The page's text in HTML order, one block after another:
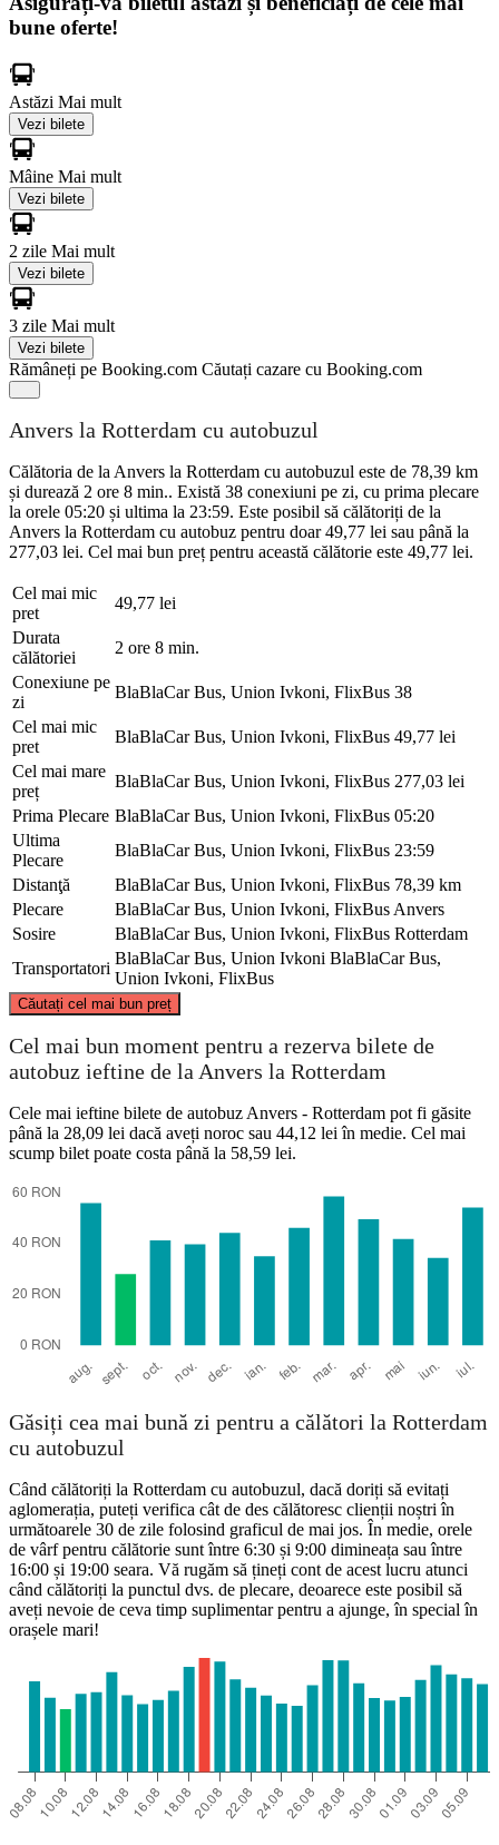
bune oferte!
Astăzi Mai mult
Vezi bilete
Mâine Mai mult
Vezi bilete
2 zile Mai mult
Vezi bilete
3 zile Mai mult
Vezi bilete
Rămâneți pe Booking.com Căutați cazare cu Booking.com
Anvers la Rotterdam cu autobuzul
Călătoria de la Anvers la Rotterdam cu autobuzul este de 78,39 km
și durează 2 ore 8 min.. Există 38 conexiuni pe zi, cu prima plecare
la orele 05:20 și ultima la 23:59. Este posibil să călătoriți de la
Anvers la Rotterdam cu autobuz pentru doar 49,77 lei sau până la
277,03 lei. Cel mai bun preț pentru această călătorie este 49,77 lei.
Cel mai mic
pret
49,77 lei
Durata
călătoriei
2 ore 8 min.
Conexiune pe
zi
BlaBlaCar Bus, Union Ivkoni, FlixBus 38
Cel mai mic
pret
BlaBlaCar Bus, Union Ivkoni, FlixBus 49,77 lei
Cel mai mare
preț
BlaBlaCar Bus, Union Ivkoni, FlixBus 277,03 lei
Prima Plecare BlaBlaCar Bus, Union Ivkoni, FlixBus 05:20
Ultima
Plecare
BlaBlaCar Bus, Union Ivkoni, FlixBus 23:59
Distanţă
BlaBlaCar Bus, Union Ivkoni, FlixBus 78,39 km
Plecare
BlaBlaCar Bus, Union Ivkoni, FlixBus Anvers
Sosire
BlaBlaCar Bus, Union Ivkoni, FlixBus Rotterdam
Transportatori
BlaBlaCar Bus, Union Ivkoni BlaBlaCar Bus,
Union Ivkoni, FlixBus
Căutați cel mai bun preț
Antwerp
©CARTO
Cel mai bun moment pentru a rezerva bilete de
autobuz ieftine de la Anvers la Rotterdam
Cele mai ieftine bilete de autobuz Anvers - Rotterdam pot fi găsite
până la 28,09 lei dacă aveți noroc sau 44,12 lei în medie. Cel mai
scump bilet poate costa până la 58,59 lei.
Găsiți cea mai bună zi pentru a călători la Rotterdam
cu autobuzul
Când călătoriți la Rotterdam cu autobuzul, dacă doriți să evitați
aglomerația, puteți verifica cât de des călătoresc clienții noștri în
următoarele 30 de zile folosind graficul de mai jos. În medie, orele
de vârf pentru călătorie sunt între 6:30 și 9:00 dimineața sau între
16:00 și 19:00 seara. Vă rugăm să țineți cont de acest lucru atunci
când călătoriți la punctul dvs. de plecare, deoarece este posibil să
aveți nevoie de ceva timp suplimentar pentru a ajunge, în special în
orașele mari!